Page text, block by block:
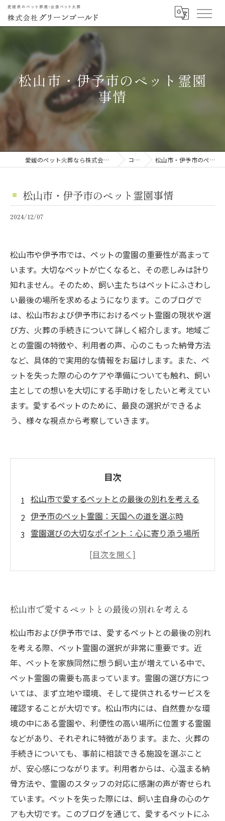
松山市・伊予市のペット霊園
事情
愛媛のペット火葬なら株式会社グリーンゴールド コラム 松山市・伊予市のペット霊園事情
松山市・伊予市のペット霊園事情
2024/12/07
松山市や伊予市では、ペットの霊園の重要性が高まって
います。大切なペットが亡くなると、その悲しみは計り
知れません。そのため、飼い主たちはペットにふさわし
い最後の場所を求めるようになります。このブログで
は、松山市および伊予市におけるペット霊園の現状や選
び方、火葬の手続きについて詳しく紹介します。地域ご
との霊園の特徴や、利用者の声、心のこもった納骨方法
など、具体的で実用的な情報をお届けします。また、ペ
ットを失った際の心のケアや準備についても触れ、飼い
主としての想いを大切にする手助けをしたいと考えてい
ます。愛するペットのために、最良の選択ができるよ
う、様々な視点から考察していきます。
目次
松山市で愛するペットとの最後の別れを考える
伊予市のペット霊園：天国への道を選ぶ時
霊園選びの大切なポイント：心に寄り添う場所
火葬の手続きと愛のこもった納骨方法
較
愛するペットへ贈る、最良の選択とは
松山市で愛するペットとの最後の別れを考える
松山市および伊予市では、愛するペットとの最後の別れ
を考える際、ペット霊園の選択が非常に重要です。近
年、ペットを家族同然に想う飼い主が増えている中で、
ペット霊園の需要も高まっています。霊園の選び方につ
いては、まず立地や環境、そして提供されるサービスを
確認することが大切です。松山市内には、自然豊かな環
境の中にある霊園や、利便性の高い場所に位置する霊園
などがあり、それぞれに特徴があります。また、火葬の
手続きについても、事前に相談できる施設を選ぶこと
が、安心感につながります。利用者からは、心温まる納
骨方法や、霊園のスタッフの対応に感謝の声が寄せられ
ています。ペットを失った際には、飼い主自身の心のケ
アも大切です。このブログを通じて、愛するペットにふ